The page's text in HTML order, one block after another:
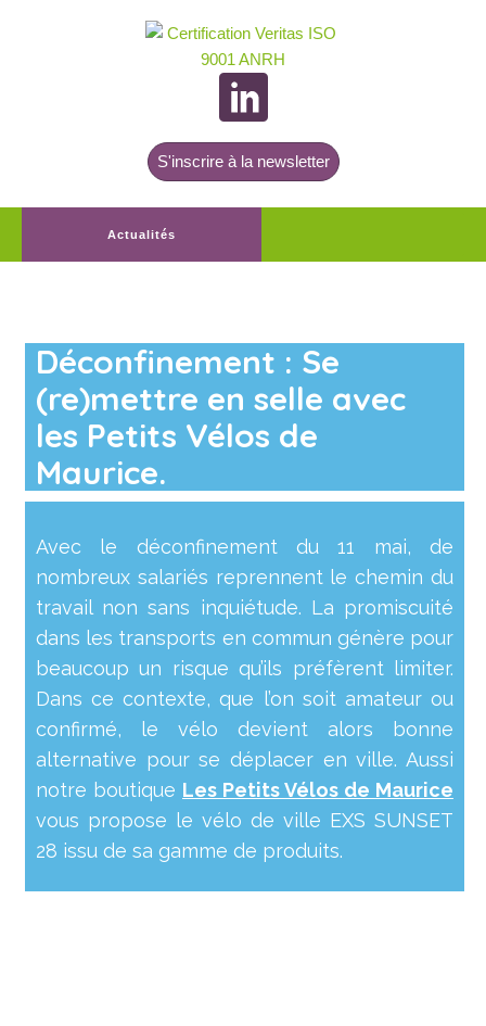
S'inscrire à la newsletter
Actualités
Déconfinement : Se
(re)mettre en selle avec
les Petits Vélos de
Maurice.
Avec le déconfinement du 11 mai, de
nombreux salariés reprennent le chemin du
travail non sans inquiétude. La promiscuité
dans les transports en commun génère pour
beaucoup un risque qu’ils préfèrent limiter.
Dans ce contexte, que l’on soit amateur ou
confirmé, le vélo devient alors bonne
alternative pour se déplacer en ville. Aussi
notre boutique Les Petits Vélos de Maurice
vous propose le vélo de ville EXS SUNSET
28 issu de sa gamme de produits.